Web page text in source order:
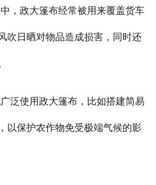
，政大篷布经常被用来覆盖货车
吹日晒对物品造成损害，同时还
泛使用政大篷布，比如搭建简易
以保护农作物免受极端气候的影